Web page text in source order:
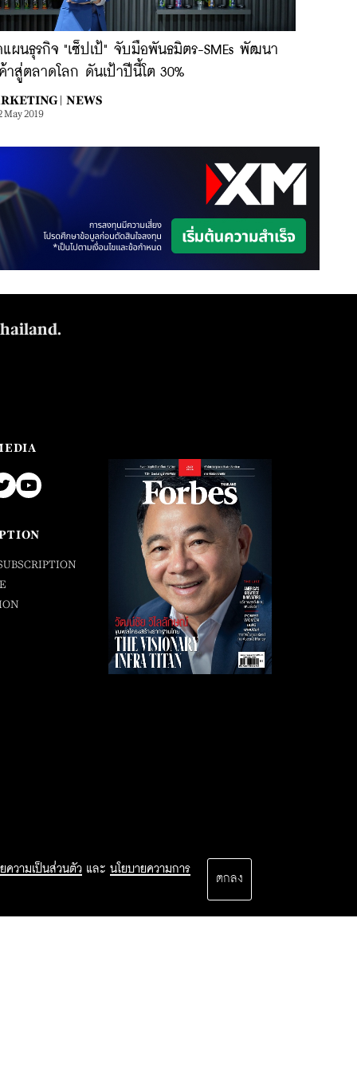
แผนธุรกิจ "เซ็ปเป้" จับมือพันธมิตร-SMEs พัฒนา
าสู่ตลาดโลก ดันเป้าปีนี้โต 30%
| NEWS
May 2019
ความเป็นส่วนตัว และ นโยบายความการ
ตกลง